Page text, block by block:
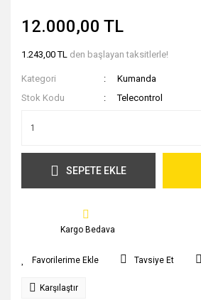
12.000,00 TL
1.243,00 TL den başlayan taksitlerle!
Kategori
Kumanda
Stok Kodu
Telecontrol
SEPETE EKLE
Kargo Bedava
Tavsiye Et
Karşılaştır